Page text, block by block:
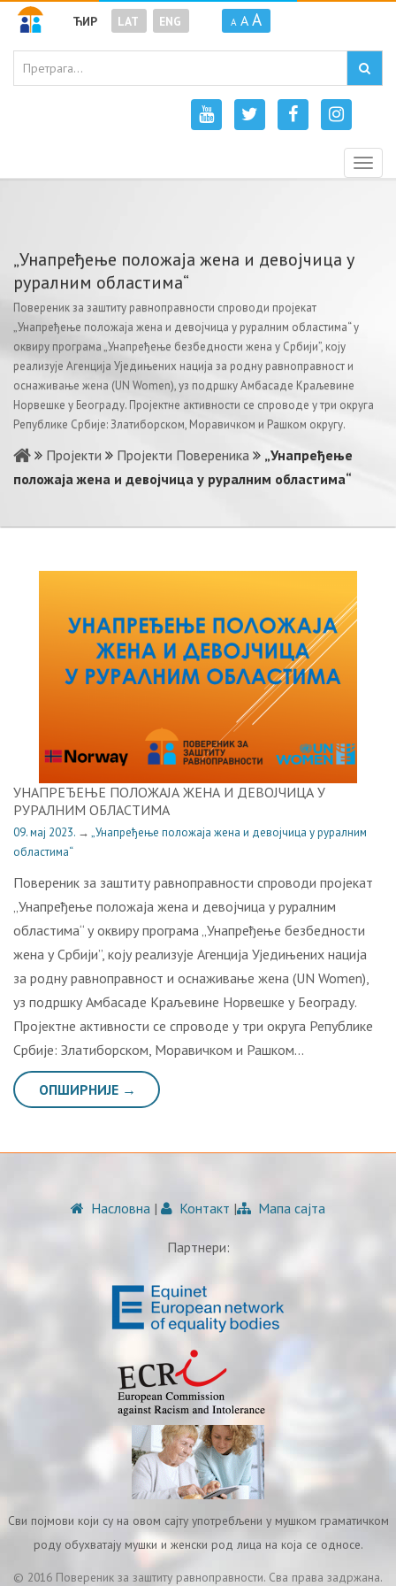
ЋИР LAT ENG A A A
„Унапређење положаја жена и девојчица у
руралним областима“
Повереник за заштиту равноправности спроводи пројекат
„Унапређење положаја жена и девојчица у руралним областима“ у
оквиру програма „Унапређење безбедности жена у Србији”, коју
реализује Агенција Уједињених нација за родну равноправност и
оснаживање жена (UN Women), уз подршку Aмбасаде Краљевине
Норвешке у Београду. Пројектне активности се спроводе у три округа
Републике Србије: Златиборском, Моравичком и Рашком округу.
Пројекти Пројекти Повереника
„Унапређење
положаја жена и девојчица у руралним областима“
УНАПРЕЂЕЊЕ ПОЛОЖАЈА ЖЕНА И ДЕВОЈЧИЦА У
РУРАЛНИМ ОБЛАСТИМА
09. мај 2023. → „Унапређење положаја жена и девојчица у руралним
областима“
Повереник за заштиту равноправности спроводи пројекат
„Унапређење положаја жена и девојчица у руралним
областима“ у оквиру програма „Унапређење безбедности
жена у Србији”, коју реализује Агенција Уједињених нација
за родну равноправност и оснаживање жена (UN Women),
уз подршку Aмбасаде Краљевине Норвешке у Београду.
Пројектне активности се спроводе у три округа Републике
Србије: Златиборском, Моравичком и Рашком…
ОПШИРНИЈЕ →
Насловна | Контакт | Мапа сајта
Партнери:
Сви појмови који су на овом сајту употребљени у мушком граматичком
роду обухватају мушки и женски род лица на која се односе.
© 2016 Повереник за заштиту равноправности. Сва права задржана.